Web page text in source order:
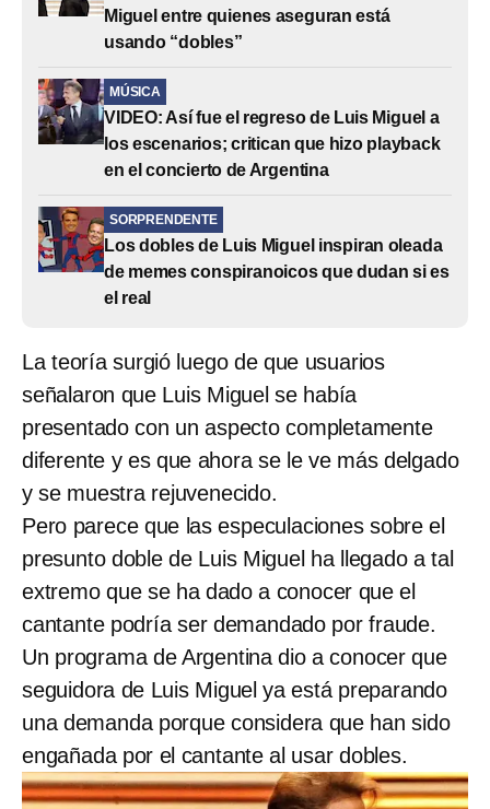
Miguel entre quienes aseguran está
usando “dobles”
MÚSICA
VIDEO: Así fue el regreso de Luis Miguel a
los escenarios; critican que hizo playback
en el concierto de Argentina
SORPRENDENTE
Los dobles de Luis Miguel inspiran oleada
de memes conspiranoicos que dudan si es
el real
La teoría surgió luego de que usuarios
señalaron que Luis Miguel se había
presentado con un aspecto completamente
diferente y es que ahora se le ve más delgado
y se muestra rejuvenecido.
Pero parece que las especulaciones sobre el
presunto doble de Luis Miguel ha llegado a tal
extremo que se ha dado a conocer que el
cantante podría ser demandado por fraude.
Un programa de Argentina dio a conocer que
seguidora de Luis Miguel ya está preparando
una demanda porque considera que han sido
engañada por el cantante al usar dobles.